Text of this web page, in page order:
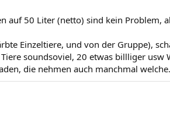
auf 50 Liter (netto) sind kein Problem,
Einzeltiere, und von der Gruppe),
soundsoviel, 20 etwas billliger usw
die nehmen auch manchmal welche.